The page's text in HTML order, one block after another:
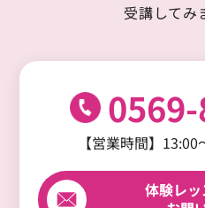
受講してみ
【営業時間】13:00
体験レッ